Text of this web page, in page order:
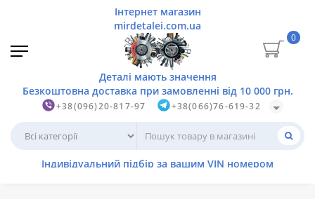
+38(096)20-817-97 +38(066)76-619-32
0